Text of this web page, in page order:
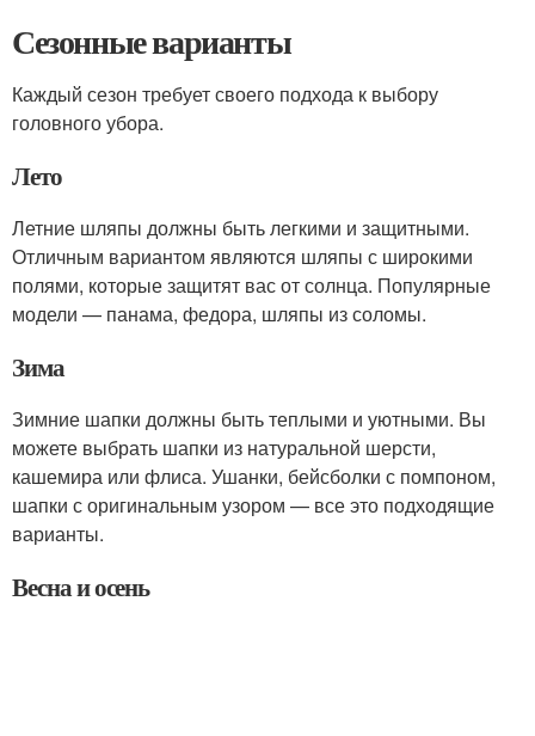
Сезонные варианты
Каждый сезон требует своего подхода к выбору
головного убора.
Лето
Летние шляпы должны быть легкими и защитными.
Отличным вариантом являются шляпы с широкими
полями, которые защитят вас от солнца. Популярные
модели — панама, федора, шляпы из соломы.
Зима
Зимние шапки должны быть теплыми и уютными. Вы
можете выбрать шапки из натуральной шерсти,
кашемира или флиса. Ушанки, бейсболки с помпоном,
шапки с оригинальным узором — все это подходящие
варианты.
Весна и осень